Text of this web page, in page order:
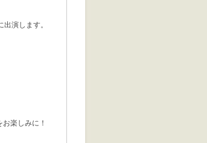
演します。
楽しみに！